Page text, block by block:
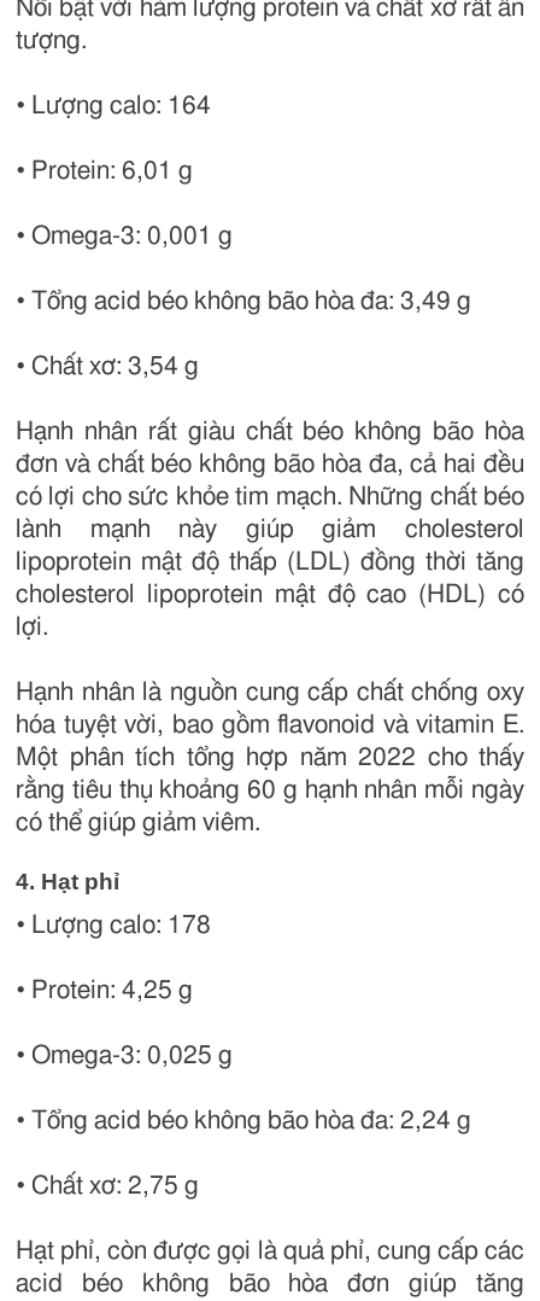
Nổi bật với hàm lượng protein và chất xơ rất ấn
tượng.
• Lượng calo: 164
• Protein: 6,01 g
• Omega-3: 0,001 g
• Tổng acid béo không bão hòa đa: 3,49 g
• Chất xơ: 3,54 g
Hạnh nhân rất giàu chất béo không bão hòa
đơn và chất béo không bão hòa đa, cả hai đều
có lợi cho sức khỏe tim mạch. Những chất béo
lành mạnh này giúp giảm cholesterol
lipoprotein mật độ thấp (LDL) đồng thời tăng
cholesterol lipoprotein mật độ cao (HDL) có
lợi.
Hạnh nhân là nguồn cung cấp chất chống oxy
hóa tuyệt vời, bao gồm flavonoid và vitamin E.
Một phân tích tổng hợp năm 2022 cho thấy
rằng tiêu thụ khoảng 60 g hạnh nhân mỗi ngày
có thể giúp giảm viêm.
4. Hạt phỉ
• Lượng calo: 178
• Protein: 4,25 g
• Omega-3: 0,025 g
• Tổng acid béo không bão hòa đa: 2,24 g
• Chất xơ: 2,75 g
Hạt phỉ, còn được gọi là quả phỉ, cung cấp các
acid béo không bão hòa đơn giúp tăng